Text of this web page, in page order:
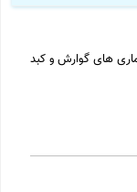
های گوارش و کبد